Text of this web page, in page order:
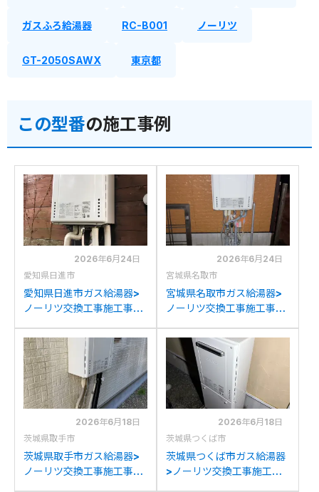
ガスふろ給湯器 RC-B001 ノーリツ
GT-2050SAWX 東京都
この型番の施工事例
2026年6月24日
愛知県日進市
愛知県日進市ガス給湯器>
ノーリツ交換工事施工事
RUF2005AWからノーリ
ツGT-2070SAW BLへの
交換
2026年6月24日
宮城県名取市
宮城県名取市ガス給湯器>
ノーリツ交換工事施工事
2050AWXからノーリツ
GT-2070SAW BLへの交
換
2026年6月18日
茨城県取手市
茨城県取手市ガス給湯器>
ノーリツ交換工事施工事
2026年6月18日
茨城県つくば市
茨城県つくば市ガス給湯器
>ノーリツ交換工事施工事